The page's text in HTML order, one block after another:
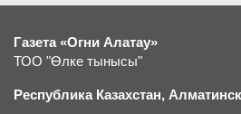
Газета «Огни Алатау»
ТОО "Өлке тынысы"
Республика Казахстан,